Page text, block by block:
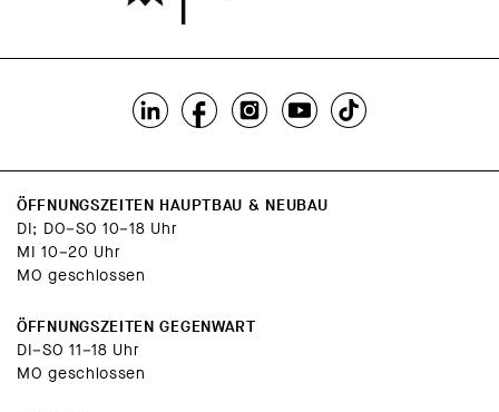
ÖFFNUNGSZEITEN HAUPTBAU & NEUBAU
DI; DO–SO 10–18 Uhr
MI 10–20 Uhr
MO geschlossen
ÖFFNUNGSZEITEN GEGENWART
DI–SO 11–18 Uhr
MO geschlossen